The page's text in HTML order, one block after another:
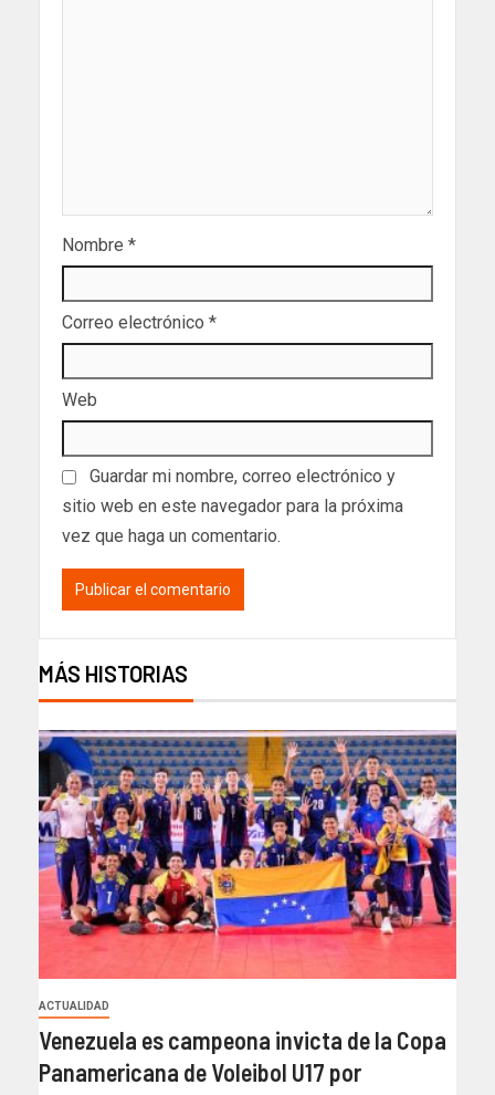
Nombre *
Correo electrónico *
Web
Guardar mi nombre, correo electrónico y
sitio web en este navegador para la próxima
vez que haga un comentario.
MÁS HISTORIAS
ACTUALIDAD
Venezuela es campeona invicta de la Copa
Panamericana de Voleibol U17 por